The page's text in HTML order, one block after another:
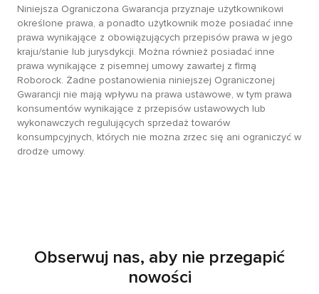
Niniejsza Ograniczona Gwarancja przyznaje użytkownikowi
określone prawa, a ponadto użytkownik może posiadać inne
prawa wynikające z obowiązujących przepisów prawa w jego
kraju/stanie lub jurysdykcji. Można również posiadać inne
prawa wynikające z pisemnej umowy zawartej z firmą
Roborock. Żadne postanowienia niniejszej Ograniczonej
Gwarancji nie mają wpływu na prawa ustawowe, w tym prawa
konsumentów wynikające z przepisów ustawowych lub
wykonawczych regulujących sprzedaż towarów
konsumpcyjnych, których nie można zrzec się ani ograniczyć w
drodze umowy.
Obserwuj nas, aby nie przegapić
nowości